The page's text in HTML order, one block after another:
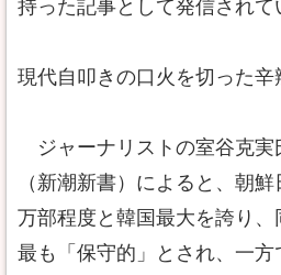
持った記事として発信されて
現代自叩きの口火を切った辛
ジャーナリストの室谷克実
（新潮新書）によると、朝
万部程度と韓国最大を誇り
最も「保守的」とされ、一方